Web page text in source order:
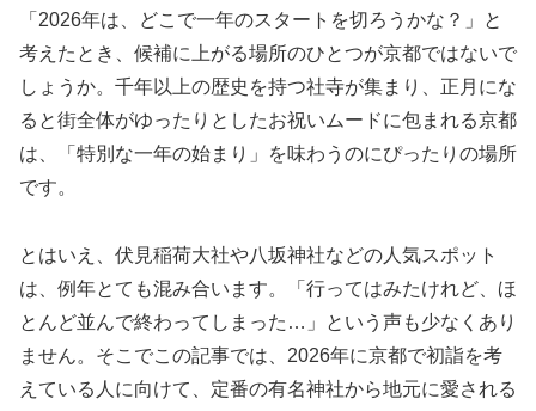
「2026年は、どこで一年のスタートを切ろうかな？」と
考えたとき、候補に上がる場所のひとつが京都ではないで
しょうか。千年以上の歴史を持つ社寺が集まり、正月にな
ると街全体がゆったりとしたお祝いムードに包まれる京都
は、「特別な一年の始まり」を味わうのにぴったりの場所
です。
とはいえ、伏見稲荷大社や八坂神社などの人気スポット
は、例年とても混み合います。「行ってはみたけれど、ほ
とんど並んで終わってしまった…」という声も少なくあり
ません。そこでこの記事では、2026年に京都で初詣を考
えている人に向けて、定番の有名神社から地元に愛される